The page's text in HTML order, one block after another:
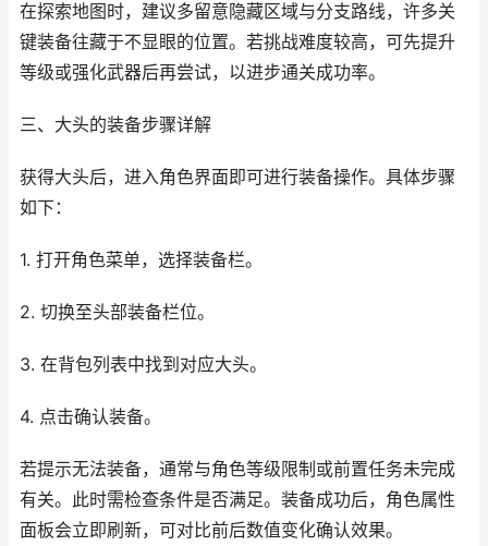
在探索地图时，建议多留意隐藏区域与分支路线，许多关
键装备往藏于不显眼的位置。若挑战难度较高，可先提升
等级或强化武器后再尝试，以进步通关成功率。
三、大头的装备步骤详解
获得大头后，进入角色界面即可进行装备操作。具体步骤
如下：
1. 打开角色菜单，选择装备栏。
2. 切换至头部装备栏位。
3. 在背包列表中找到对应大头。
4. 点击确认装备。
若提示无法装备，通常与角色等级限制或前置任务未完成
有关。此时需检查条件是否满足。装备成功后，角色属性
面板会立即刷新，可对比前后数值变化确认效果。